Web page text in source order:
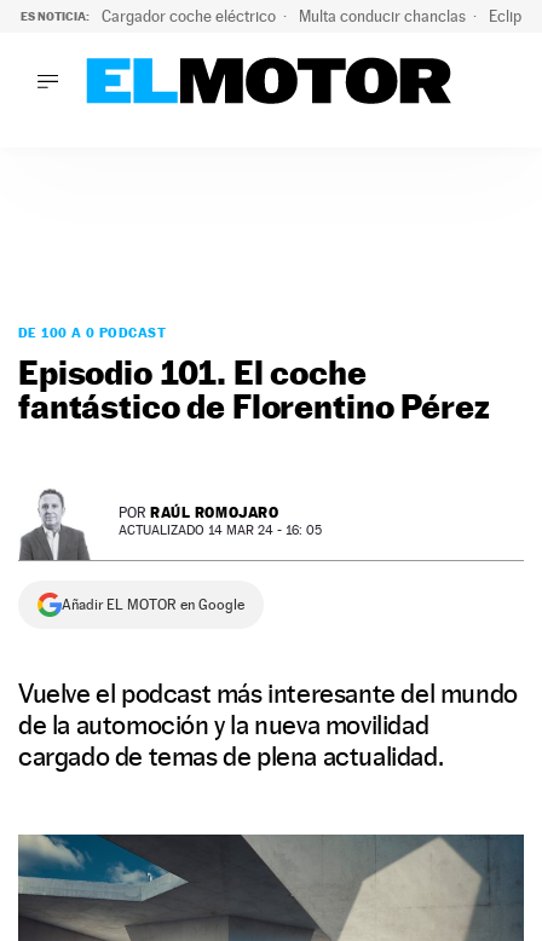
ES NOTICIA: Cargador coche eléctrico Multa conducir chanclas
PODCAST
MOTOS
TECNOLOGÍA
PREMIOS
SERVICIOS
DE 100 A 0 PODCAST
Episodio 101. El coche
fantástico de Florentino Pérez
POR RAÚL ROMOJARO
ACTUALIZADO 14 MAR 24 - 16: 05
Añadir EL MOTOR en Google
Vuelve el podcast más interesante del mundo
de la automoción y la nueva movilidad
cargado de temas de plena actualidad.